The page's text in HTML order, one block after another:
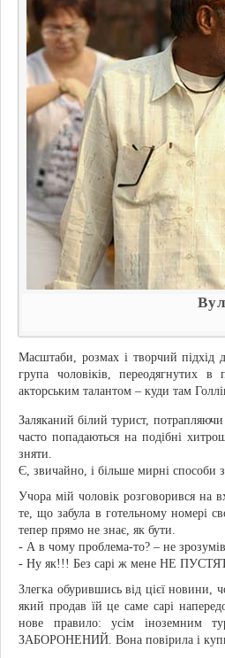
Масштаби, розмах і творчий підхід
група чоловіків, переодягнутих
акторським талантом – куди там
Заляканий білий турист,
часто попадаються на подібні
зняти.
Є, звичайно, і більше мирні способи
Учора мій чоловік розговорився на
те, що забула в готельному номері
тепер прямо не знає, як бути.
- А в чому проблема-то? – не
- Ну як!!! Без сарі ж мене НЕ
Злегка обурившись від цієї новини,
який продав їй це саме сарі
нове правило: усім іноземним
ЗАБОРОНЕНИЙ. Вона повірила і